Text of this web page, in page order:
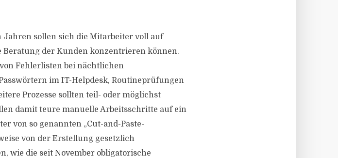
sollen sich die Mitarbeiter voll auf
der Kunden konzentrieren können.
Fehlerlisten bei nächtlichen
im IT-Helpdesk, Routineprüfungen
Prozesse sollten teil- oder möglichst
damit teure manuelle Arbeitsschritte auf ein
von so genannten „Cut-and-Paste-
von der Erstellung gesetzlich
wie die seit November obligatorische